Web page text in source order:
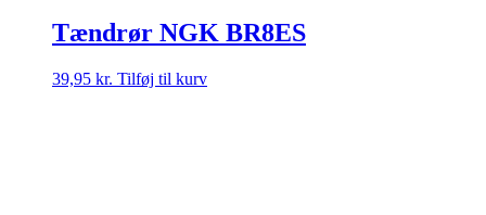
Tændrør NGK BR8ES
39,95 kr. Tilføj til kurv